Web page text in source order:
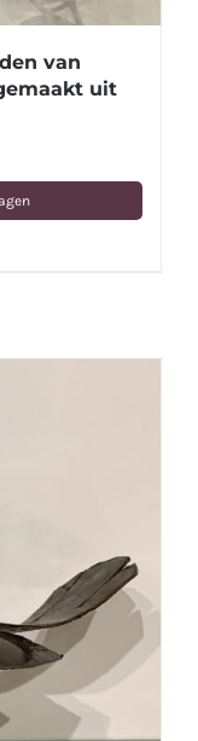
van
uit